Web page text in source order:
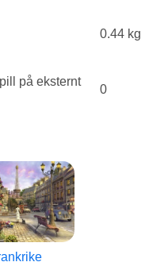
0.44 kg
på eksternt
0